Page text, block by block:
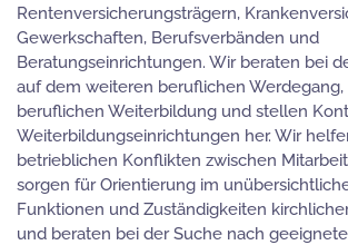
Rentenversicherungsträgern,
Gewerkschaften, Berufsverbänden und
Beratungseinrichtungen. Wir beraten bei
auf dem weiteren beruflichen Werdegang,
beruflichen Weiterbildung und stellen
Weiterbildungseinrichtungen her. Wir
betrieblichen Konflikten zwischen
sorgen für Orientierung im
Funktionen und Zuständigkeiten
und beraten bei der Suche nach